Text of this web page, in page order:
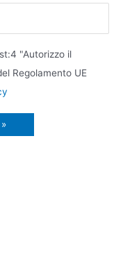
"Autorizzo il
Regolamento UE